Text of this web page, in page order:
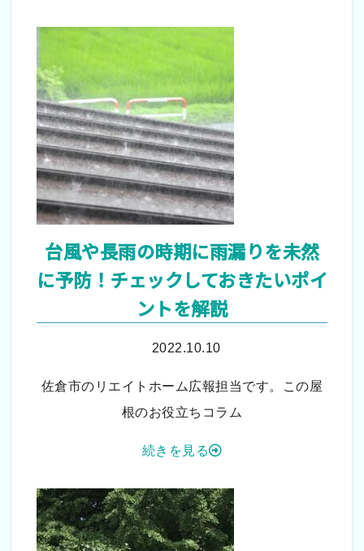
台風や長雨の時期に雨漏りを未然
に予防！チェックしておきたいポイ
ントを解説
2022.10.10
佐倉市のリエイトホーム広報担当です。この屋
根のお役立ちコラム
続きを見る